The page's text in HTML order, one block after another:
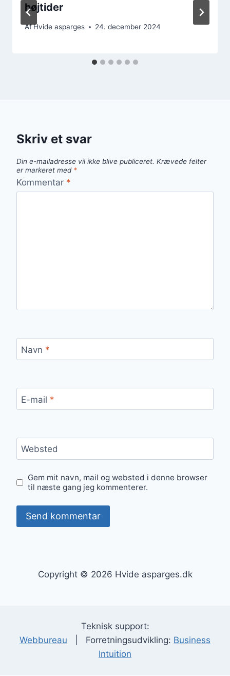
højtider
AfHvide asparges 24. december 2024
Skriv et svar
Din e-mailadresse vil ikke blive publiceret. Krævede felter
er markeret med *
Kommentar *
Navn *
E-mail *
Websted
Gem mit navn, mail og websted i denne browser
til næste gang jeg kommenterer.
Copyright © 2026 Hvide asparges.dk
Teknisk support:
Webbureau | Forretningsudvikling: Business
Intuition